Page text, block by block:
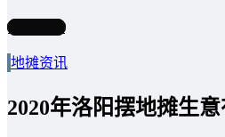
写文章
地摊资讯
2020年洛阳摆地摊生